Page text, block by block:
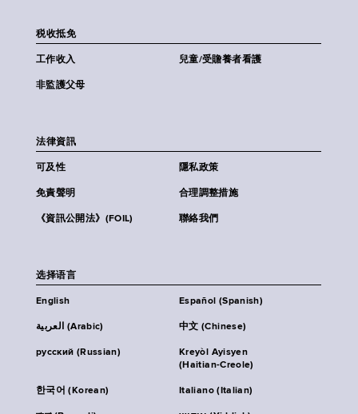
税收抵免
工作收入 兒童/受贍養者看護
非監護父母
法律資訊
可及性 隱私政策
免責聲明 合理調整措施
《資訊公開法》(FOIL) 聯絡我們
选择语言
English Español (Spanish)
العربية (Arabic) 中文 (Chinese)
русский (Russian)
Kreyòl Ayisyen
(Haitian-Creole)
한국어 (Korean) Italiano (Italian)